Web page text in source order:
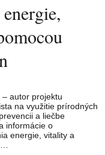
autor projektu
na využitie prírodných
a liečbe
informácie o
energie, vitality a